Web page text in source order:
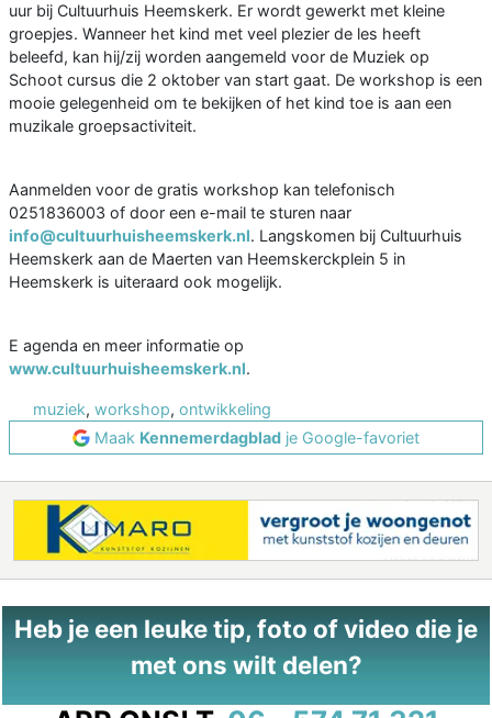
uur bij Cultuurhuis Heemskerk. Er wordt gewerkt met kleine
groepjes. Wanneer het kind met veel plezier de les heeft
beleefd, kan hij/zij worden aangemeld voor de Muziek op
Schoot cursus die 2 oktober van start gaat. De workshop is een
mooie gelegenheid om te bekijken of het kind toe is aan een
muzikale groepsactiviteit.
Aanmelden voor de gratis workshop kan telefonisch
0251836003 of door een e-mail te sturen naar
info@cultuurhuisheemskerk.nl. Langskomen bij Cultuurhuis
Heemskerk aan de Maerten van Heemskerckplein 5 in
Heemskerk is uiteraard ook mogelijk.
E agenda en meer informatie op
www.cultuurhuisheemskerk.nl.
muziek, workshop, ontwikkeling
Maak Kennemerdagblad je Google-favoriet
Heb je een leuke tip, foto of video die je
met ons wilt delen?